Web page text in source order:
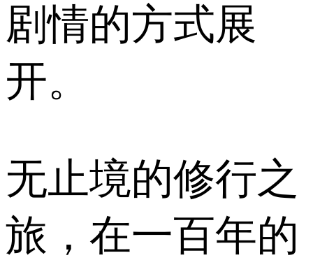
剧情的方式展
开。
无止境的修行之
旅，在一百年的